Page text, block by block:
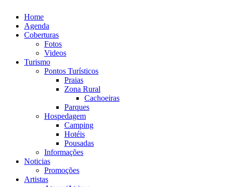
Home
Agenda
Coberturas
Fotos
Videos
Turismo
Pontos Turísticos
Praias
Zona Rural
Cachoeiras
Parques
Hospedagem
Camping
Hotéis
Pousadas
Informações
Noticias
Promoções
Artistas